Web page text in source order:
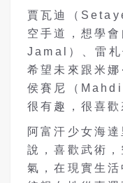
賈瓦迪（
空手道，想學
Jamal）、雷
希望未來跟米娜
侯賽尼（
很有趣，很喜歡
阿富汗少女海
說，喜歡武術
氣，在現實生